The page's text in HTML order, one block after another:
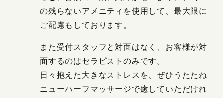
の残らないアメニティを使用して、最大限に
ご配慮もしております。
また受付スタッフと対面はなく、お客様が対
面するのはセラピストのみです。
日々抱えた大きなストレスを、ぜひうたたね
ニューハーフマッサージで癒していただけれ